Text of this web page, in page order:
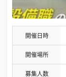
開催日時
開催場所
募集人数